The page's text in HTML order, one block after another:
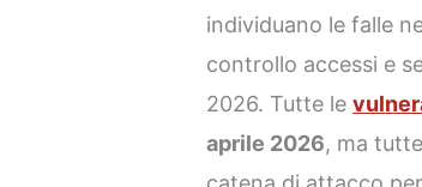
individuano le falle
controllo accessi e
2026. Tutte le
aprile 2026, ma